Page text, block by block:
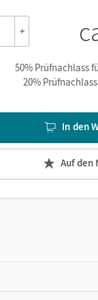
+
50% Prüfnachlass
20%
In den
Auf den